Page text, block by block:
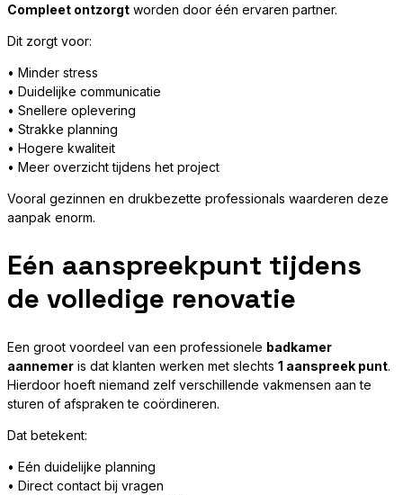
Compleet ontzorgt worden door één ervaren partner.
Dit zorgt voor:
• Minder stress
• Duidelijke communicatie
• Snellere oplevering
• Strakke planning
• Hogere kwaliteit
• Meer overzicht tijdens het project
Vooral gezinnen en drukbezette professionals waarderen deze
aanpak enorm.
Eén aanspreekpunt tijdens
de volledige renovatie
Een groot voordeel van een professionele badkamer
aannemer is dat klanten werken met slechts 1 aanspreek punt.
Hierdoor hoeft niemand zelf verschillende vakmensen aan te
sturen of afspraken te coördineren.
Dat betekent:
• Eén duidelijke planning
• Direct contact bij vragen